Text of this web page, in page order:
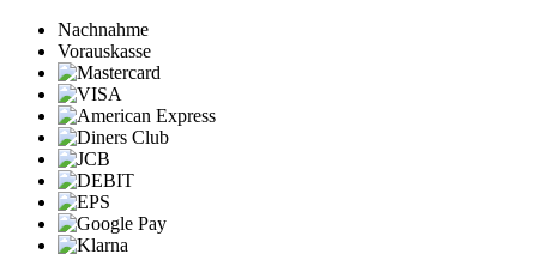
Nachnahme
Vorauskasse